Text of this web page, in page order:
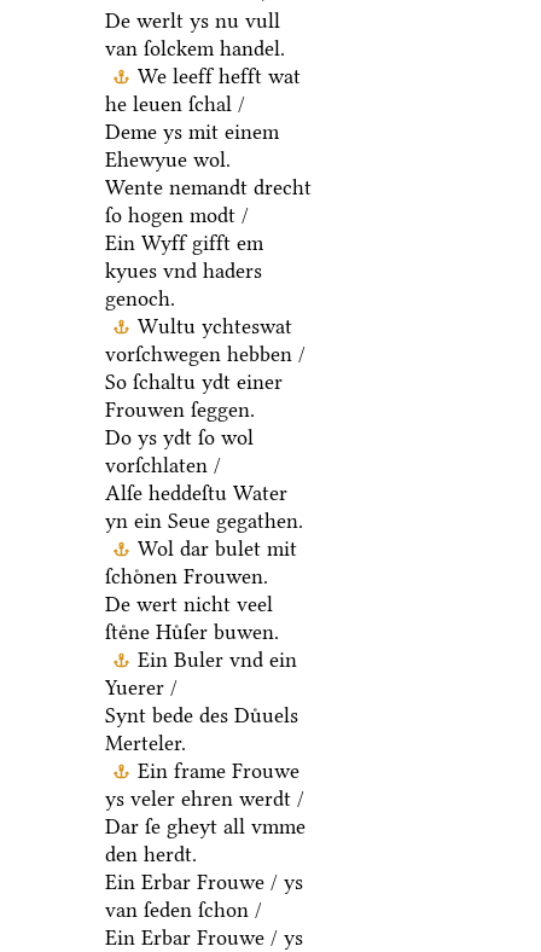
De werlt ys nu vull
van ſolckem handel.
We leeff hefft wat
he leuen ſchal /
Deme ys mit einem
Ehewyue wol.
Wente nemandt drecht
ſo hogen modt /
Ein Wyff gifft em
kyues vnd haders
genoch.
Wultu ychteswat
vorſchwegen hebben /
So ſchaltu ydt einer
Frouwen ſeggen.
Do ys ydt ſo wol
vorſchlaten /
Alſe heddeſtu Water
yn ein Seue gegathen.
Wol dar bulet mit
ſchoͤnen Frouwen.
De wert nicht veel
ſteͤne Huͤſer buwen.
Ein Buler vnd ein
Yuerer /
Synt bede des Duͤuels
Merteler.
Ein frame Frouwe
ys veler ehren werdt /
Dar ſe gheyt all vmme
den herdt.
Ein Erbar Frouwe / ys
van ſeden ſchon /
Ein Erbar Frouwe / ys